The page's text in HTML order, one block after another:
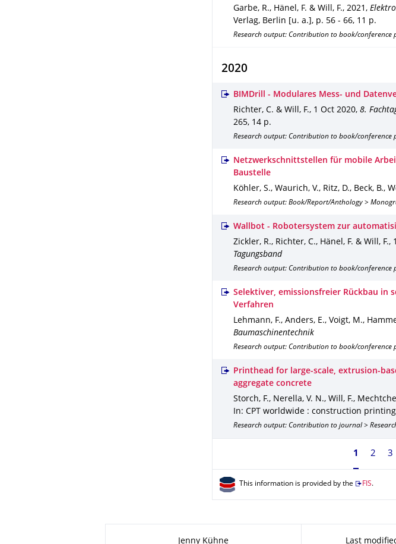
Garbe, R., Hänel, F. & Will, F., 2021 ,
Verlag, Berlin [u. a.] , p. 56 - 66, 11 p.
Research output: Contribution to book/
2020
BIMDrill - Modulares Mess- und
Richter, C. & Will, F., 1 Oct 2020, 8.
265, 14 p.
Research output: Contribution to book/
Netzwerkschnittstellen für mobile
Baustelle
Köhler, S., Waurich, V., Ritz, D., Beck, B.,
Research output: Book/Report/Anthology >
Wallbot - Robotersystem zur
Zickler, R., Richter, C., Hänel, F. & Will, F.,
Tagungsband
Research output: Contribution to book/
Selektiver, emissionsfreier Rückbau in
Verfahren
Lehmann, F., Anders, E., Voigt, M.,
Baumaschinentechnik
Research output: Contribution to book/
Printhead for large-scale, extrusion-
aggregate concrete
Storch, F., Nerella, V. N., Will, F.,
In: CPT worldwide : construction
Research output: Contribution to journal >
1 2 3
This information is provided by the FIS.
Jenny Kühne Last